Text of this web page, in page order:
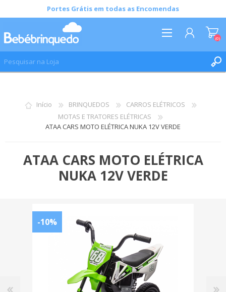
Portes Grátis em todas as Encomendas
LISTA DE DESEJOS
(0)
(0)
Início BRINQUEDOS
CARROS ELÉTRICOS
MOTAS E TRATORES ELÉTRICAS
ATAA CARS MOTO ELÉTRICA NUKA 12V VERDE
ATAA CARS MOTO ELÉTRICA
NUKA 12V VERDE
-10%